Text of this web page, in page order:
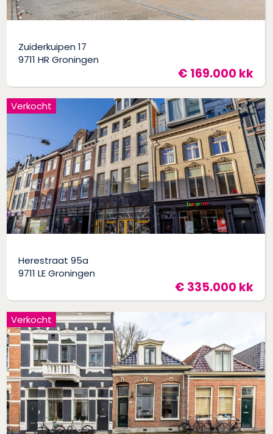
Zuiderkuipen 17
9711 HR Groningen
€ 169.000 kk
Herestraat 95a
9711 LE Groningen
€ 335.000 kk
Verkocht
Verkocht